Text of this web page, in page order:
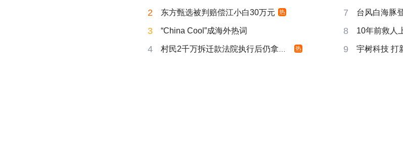
2 东方甄选被判赔偿江小白30万元 热 7 台风白海豚
3 “China Cool”成海外热词 8 10年前救人
4 村民2千万拆迁款法院执行后仍拿不到 热 9 宇树科技 打